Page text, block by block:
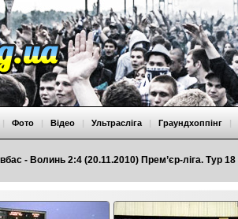
- Волинь 2:4 (20.11.2010) Прем’єр-ліга. Тур 18
| Фото | Відео | Ультрасліга | Граундхоппінг |